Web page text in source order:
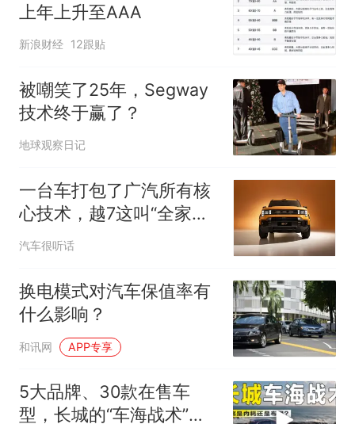
上年上升至AAA
新浪财经 12跟贴
被嘲笑了25年，Segway
技术终于赢了？
地球观察日记
一台车打包了广汽所有核
心技术，越7这叫“全家桶
式造车”
汽车很听话
换电模式对汽车保值率有
什么影响？
和讯网 APP专享
5大品牌、30款在售车
型，长城的“车海战术”，